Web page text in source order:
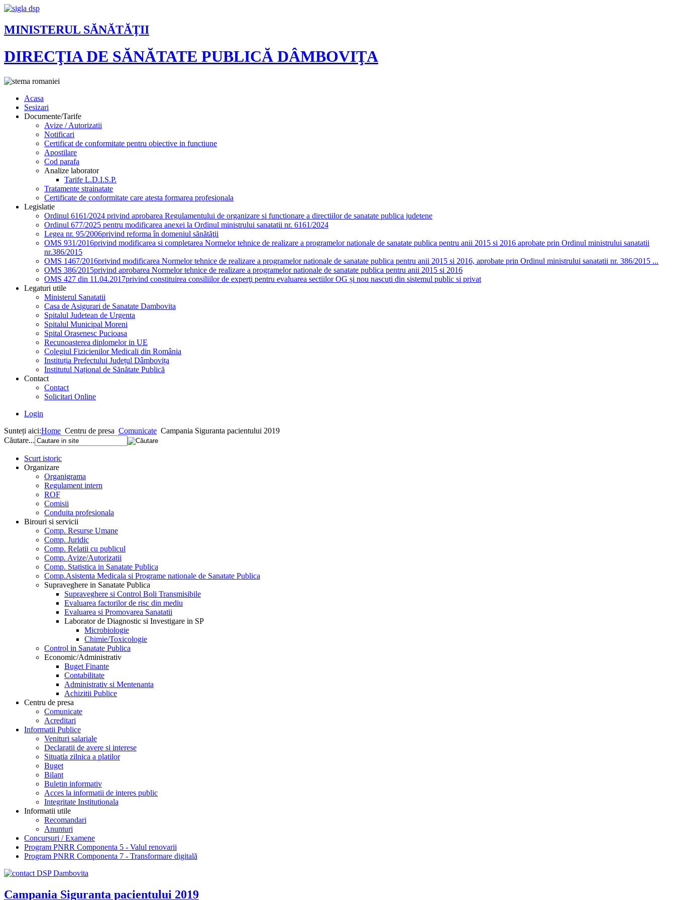
MINISTERUL SĂNĂTĂŢII
DIRECŢIA DE SĂNĂTATE PUBLICĂ DÂMBOVIŢA
Acasa
Sesizari
Documente/Tarife
Avize / Autorizatii
Notificari
Certificat de conformitate pentru obiective in functiune
Apostilare
Cod parafa
Analize laborator
Tarife L.D.I.S.P.
Tratamente strainatate
Certificate de conformitate care atesta formarea profesionala
Legislatie
Ordinul 6161/2024 privind aprobarea Regulamentului de organizare si functionare a directiilor de sanatate publica judetene
Ordinul 677/2025 pentru modificarea anexei la Ordinul ministrului sanatatii nr. 6161/2024
Legea nr. 95/2006privind reforma în domeniul sănătăţii
OMS 931/2016privind modificarea si completarea Normelor tehnice de realizare a programelor nationale de sanatate publica pentru anii 2015 si 2016 aprobate prin Ordinul ministrului sanatatii
nr.386/2015
OMS 1467/2016privind modificarea Normelor tehnice de realizare a programelor nationale de sanatate publica pentru anii 2015 si 2016, aprobate prin Ordinul ministrului sanatatii nr. 386/2015 ...
OMS 386/2015privind aprobarea Normelor tehnice de realizare a programelor nationale de sanatate publica pentru anii 2015 si 2016
OMS 427 din 11.04.2017privind constituirea consiliilor de experţi pentru evaluarea sectiilor OG și nou nascuti din sistemul public si privat
Legaturi utile
Ministerul Sanatatii
Casa de Asigurari de Sanatate Dambovita
Spitalul Judetean de Urgenta
Spitalul Municipal Moreni
Spital Orasenesc Pucioasa
Recunoasterea diplomelor in UE
Colegiul Fizicienilor Medicali din România
Instituția Prefectului Județul Dâmbovița
Institutul Național de Sănătate Publică
Contact
Contact
Solicitari Online
Login
Sunteți aici:Home Centru de presa Comunicate Campania Siguranta pacientului 2019
Căutare...
Scurt istoric
Organizare
Organigrama
Regulament intern
ROF
Comisii
Conduita profesionala
Birouri si servicii
Comp. Resurse Umane
Comp. Juridic
Comp. Relatii cu publicul
Comp. Avize/Autorizatii
Comp. Statistica in Sanatate Publica
Comp.Asistenta Medicala si Programe nationale de Sanatate Publica
Supraveghere in Sanatate Publica
Supraveghere si Control Boli Transmisibile
Evaluarea factorilor de risc din mediu
Evaluarea si Promovarea Sanatatii
Laborator de Diagnostic si Investigare in SP
Microbiologie
Chimie/Toxicologie
Control in Sanatate Publica
Economic/Administrativ
Buget Finante
Contabilitate
Administrativ si Mentenanta
Achizitii Publice
Centru de presa
Comunicate
Acreditari
Informatii Publice
Venituri salariale
Declaratii de avere si interese
Situatia zilnica a platilor
Buget
Bilant
Buletin informativ
Acces la informatii de interes public
Integritate Institutionala
Informatii utile
Recomandari
Anunturi
Concursuri / Examene
Program PNRR Componenta 5 - Valul renovarii
Program PNRR Componenta 7 - Transformare digitală
Campania Siguranta pacientului 2019